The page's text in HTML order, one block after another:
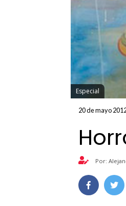
Especial
20 de mayo
Por: